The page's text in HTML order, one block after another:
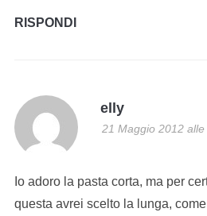
RISPONDI
elly
21 Maggio 2012
Io adoro la pasta corta, ma per
questa avrei scelto la lunga,